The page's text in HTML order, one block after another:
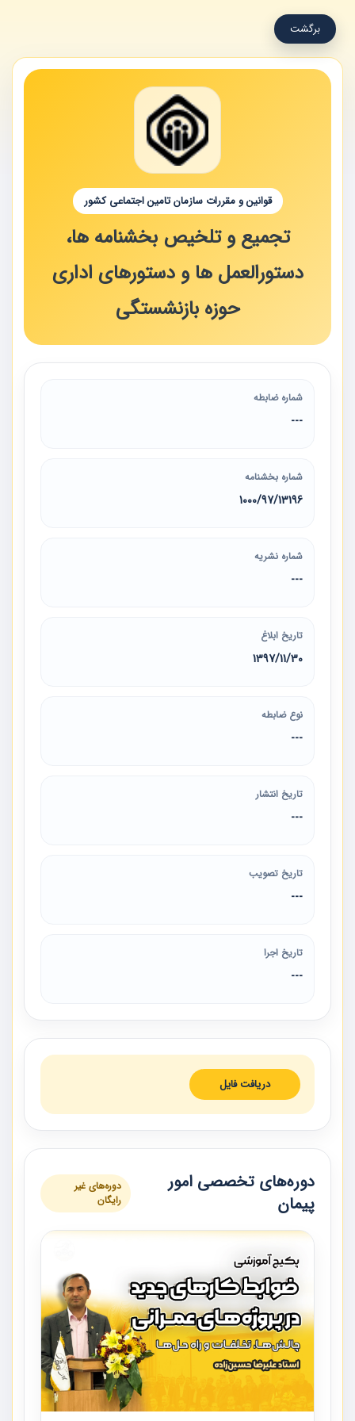
برگشت
قوانین و مقررات سازمان تامین اجتماعی کشور
تجمیع و تلخیص بخشنامه ها،
دستورالعمل ها و دستورهای اداری
حوزه بازنشستگی
شماره ضابطه
---
شماره بخشنامه
1000/97/13196
شماره نشریه
---
تاریخ ابلاغ
1397/11/30
نوع ضابطه
---
تاریخ انتشار
---
تاریخ تصویب
---
تاریخ اجرا
---
دریافت فایل
دوره‌های تخصصی امور
پیمان
دوره‌های غیر
رایگان